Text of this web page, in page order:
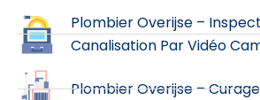
Plombier Overijse –
Canalisation Par Vidéo
Plombier Overijse –